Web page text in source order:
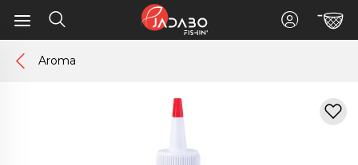
Aroma